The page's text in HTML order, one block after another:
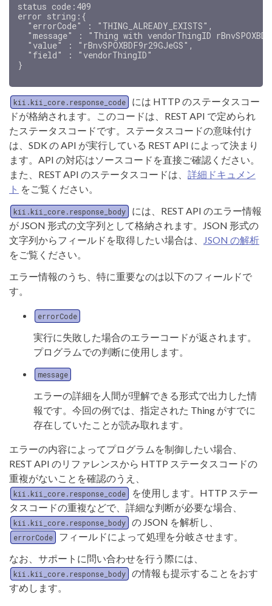
status code:409
error string:{
  "errorCode" : "THING_ALREADY_EXISTS",
"message" : "Thing with vendorThingID
  "value" : "rBnvSPOXBDF9r29GJeGS",
  "field" : "vendorThingID"
kii.kii_core.response_code
には HTTP のステータスコー
ドが格納されます。このコードは、REST API で定められ
たステータスコードです。ステータスコードの意味付け
は、SDK の API が実行している REST API によって決まり
ます。API の対応はソースコードを直接ご確認ください。
また、REST API のステータスコードは、 詳細ドキュメン
ト をご覧ください。
kii.kii_core.response_body
には、REST API のエラー情報
が JSON 形式の文字列として格納されます。JSON 形式の
文字列からフィールドを取得したい場合は、
JSON の解析
をご覧ください。
エラー情報のうち、特に重要なのは以下のフィールドで
す。
errorCode
実行に失敗した場合のエラーコードが返されます。
プログラムでの判断に使用します。
message
エラーの詳細を人間が理解できる形式で出力した情
報です。今回の例では、指定された Thing がすでに
存在していたことが読み取れます。
エラーの内容によってプログラムを制御したい場合、
REST API のリファレンスから HTTP ステータスコードの
重複がないことを確認のうえ、
kii.kii_core.response_code
を使用します。HTTP ステー
タスコードの重複などで、詳細な判断が必要な場合、
kii.kii_core.response_body の JSON を解析し、
errorCode
フィールドによって処理を分岐させます。
なお、サポートに問い合わせを行う際には、
kii.kii_core.response_body
の情報も提示することをおす
すめします。